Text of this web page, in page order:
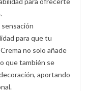
para que tu
no solo añade
que también se
aportando